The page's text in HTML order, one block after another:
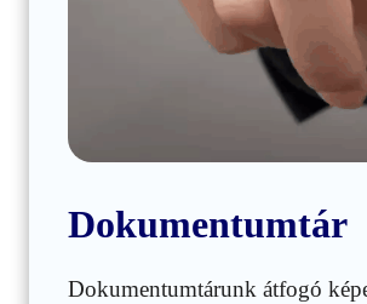
Dokumentumtár
Dokumentumtárunk átfogó